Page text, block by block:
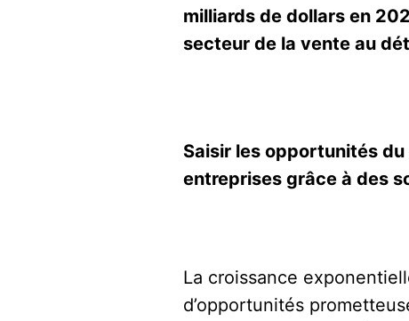
milliards de dollars en
secteur de la vente au
Saisir les opportunités
entreprises grâce à des
La croissance
d’opportunités